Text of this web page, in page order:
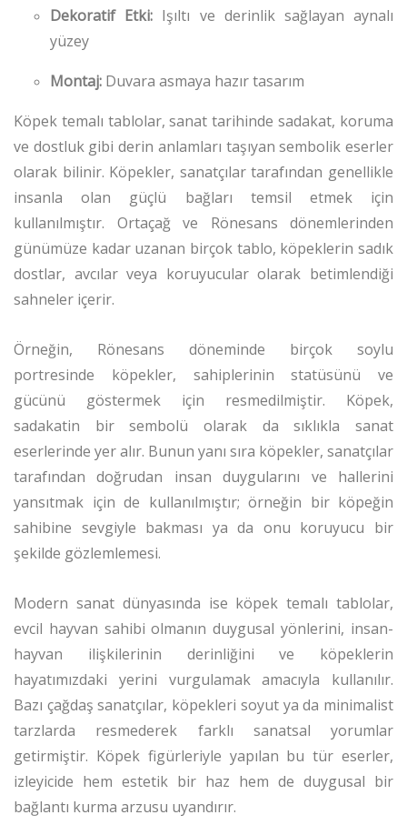
Dekoratif Etki: Işıltı ve derinlik sağlayan aynalı
yüzey
Montaj: Duvara asmaya hazır tasarım
Köpek temalı tablolar, sanat tarihinde sadakat, koruma
ve dostluk gibi derin anlamları taşıyan sembolik eserler
olarak bilinir. Köpekler, sanatçılar tarafından genellikle
insanla olan güçlü bağları temsil etmek için
kullanılmıştır. Ortaçağ ve Rönesans dönemlerinden
günümüze kadar uzanan birçok tablo, köpeklerin sadık
dostlar, avcılar veya koruyucular olarak betimlendiği
sahneler içerir.
Örneğin, Rönesans döneminde birçok soylu
portresinde köpekler, sahiplerinin statüsünü ve
gücünü göstermek için resmedilmiştir. Köpek,
sadakatin bir sembolü olarak da sıklıkla sanat
eserlerinde yer alır. Bunun yanı sıra köpekler, sanatçılar
tarafından doğrudan insan duygularını ve hallerini
yansıtmak için de kullanılmıştır; örneğin bir köpeğin
sahibine sevgiyle bakması ya da onu koruyucu bir
şekilde gözlemlemesi.
Modern sanat dünyasında ise köpek temalı tablolar,
evcil hayvan sahibi olmanın duygusal yönlerini, insan-
hayvan ilişkilerinin derinliğini ve köpeklerin
hayatımızdaki yerini vurgulamak amacıyla kullanılır.
Bazı çağdaş sanatçılar, köpekleri soyut ya da minimalist
tarzlarda resmederek farklı sanatsal yorumlar
getirmiştir. Köpek figürleriyle yapılan bu tür eserler,
izleyicide hem estetik bir haz hem de duygusal bir
bağlantı kurma arzusu uyandırır.